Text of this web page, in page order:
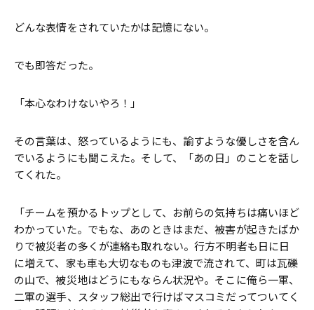
どんな表情をされていたかは記憶にない。
でも即答だった。
「本心なわけないやろ！」
その言葉は、怒っているようにも、諭すような優しさを含ん
でいるようにも聞こえた。そして、「あの日」のことを話し
てくれた。
「チームを預かるトップとして、お前らの気持ちは痛いほど
わかっていた。でもな、あのときはまだ、被害が起きたばか
りで被災者の多くが連絡も取れない。行方不明者も日に日
に増えて、家も車も大切なものも津波で流されて、町は瓦礫
の山で、被災地はどうにもならん状況や。そこに俺ら一軍、
二軍の選手、スタッフ総出で行けばマスコミだってついてく